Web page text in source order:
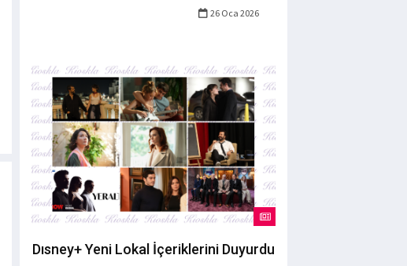
26 Oca 2026
Dısney+ Yeni Lokal İçeriklerini Duyurdu